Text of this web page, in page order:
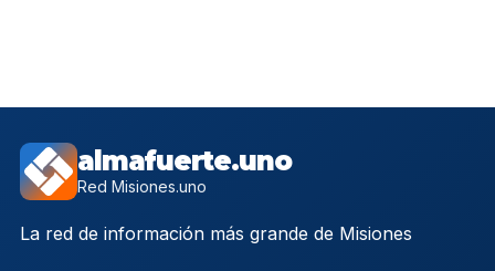
almafuerte.uno
Red Misiones.uno
La red de información más grande de Misiones